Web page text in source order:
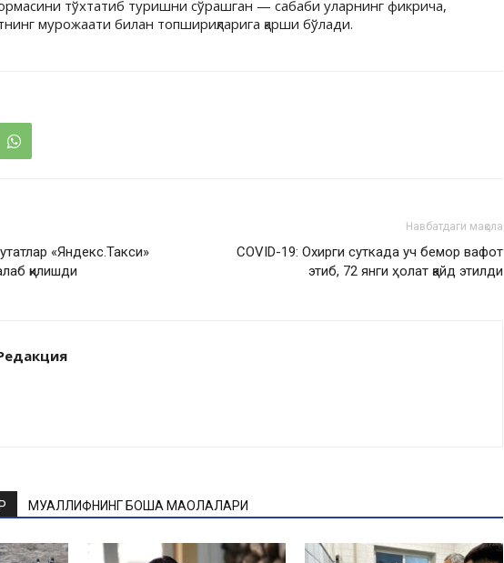
тўхтатиб туришни сўрашган — сабаби уларнинг фикрича,
мурожаати билан топшириқларига қарши бўлади.
«Яндекс.Такси»
қилишди
Навбатдаги мақола
COVID-19: Охирги суткада уч бемор вафот
этиб, 72 янги ҳолат қайд этилди
МУАЛЛИФНИНГ БОШҚА МАҚОЛАЛАРИ